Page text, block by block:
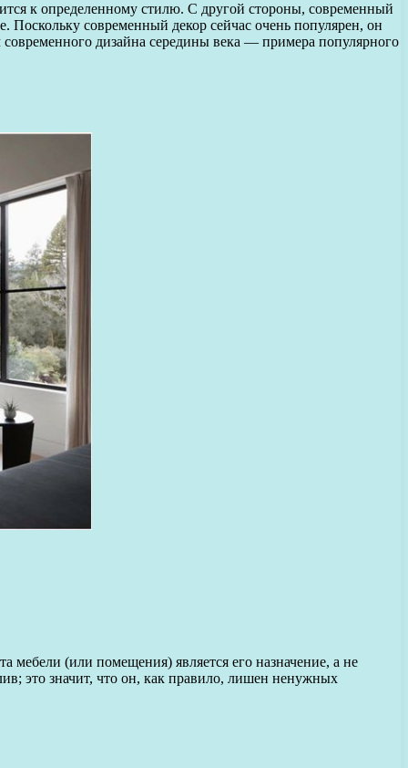
к определенному стилю. С другой стороны, современный
современный декор сейчас очень популярен, он
дизайна середины века — примера популярного
(или помещения) является его назначение, а не
это значит, что он, как правило, лишен ненужных